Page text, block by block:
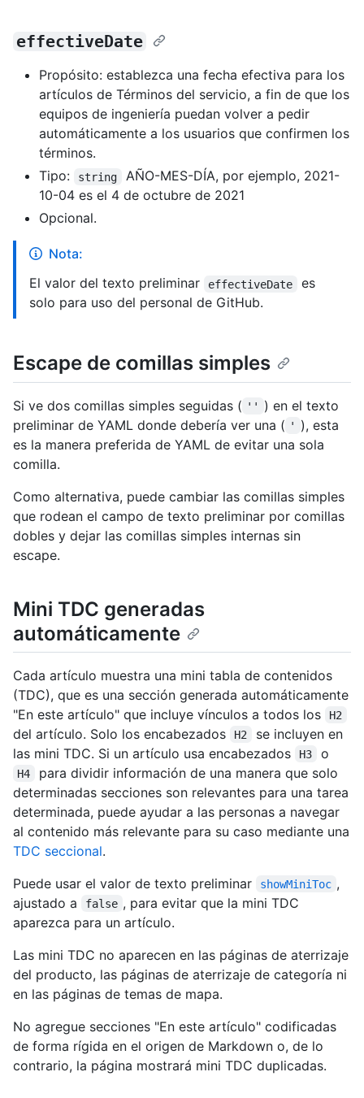
effectiveDate
Propósito: establezca una fecha efectiva para los
artículos de Términos del servicio, a fin de que los
equipos de ingeniería puedan volver a pedir
automáticamente a los usuarios que confirmen los
términos.
Tipo:
string
AÑO-MES-DÍA, por ejemplo, 2021-
10-04 es el 4 de octubre de 2021
Opcional.
Nota:
El valor del texto preliminar
effectiveDate
es
solo para uso del personal de GitHub.
Escape de comillas simples
Si ve dos comillas simples seguidas ( ''
) en el texto
preliminar de YAML donde debería ver una ( '
), esta
es la manera preferida de YAML de evitar una sola
comilla.
Como alternativa, puede cambiar las comillas simples
que rodean el campo de texto preliminar por comillas
dobles y dejar las comillas simples internas sin
escape.
Mini TDC generadas
automáticamente
Cada artículo muestra una mini tabla de contenidos
(TDC), que es una sección generada automáticamente
"En este artículo" que incluye vínculos a todos los
H2
del artículo. Solo los encabezados H2
se incluyen en
las mini TDC. Si un artículo usa encabezados
H3 o
H4
para dividir información de una manera que solo
determinadas secciones son relevantes para una tarea
determinada, puede ayudar a las personas a navegar
al contenido más relevante para su caso mediante una
TDC seccional.
Puede usar el valor de texto preliminar
showMiniToc ,
ajustado a
false , para evitar que la mini TDC
aparezca para un artículo.
Las mini TDC no aparecen en las páginas de aterrizaje
del producto, las páginas de aterrizaje de categoría ni
en las páginas de temas de mapa.
No agregue secciones "En este artículo" codificadas
de forma rígida en el origen de Markdown o, de lo
contrario, la página mostrará mini TDC duplicadas.